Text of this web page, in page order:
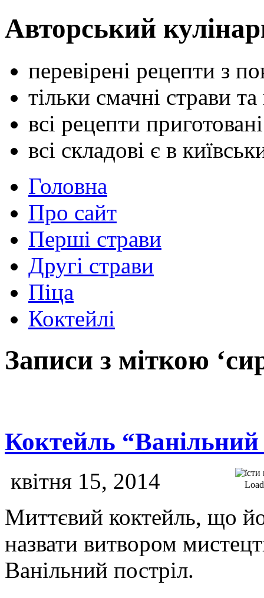
Авторський
перевірені рецепти з
тільки смачні страви та
всі рецепти
всі складові є в
Головна
Про сайт
Перші страви
Другі страви
Піца
Коктейлі
Записи з міткою
Коктейль “Ванільний
квітня 15, 2014
Миттєвий коктейль, що
назвати витвором
Ванільний постріл.